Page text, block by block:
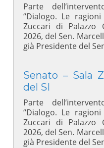
Parte
“Dialogo. Le
Zuccari di Palazzo
2026, del Sen.
già Presidente del
Senato – Sala
del SI
Parte
“Dialogo. Le
Zuccari di Palazzo
2026, del Sen.
già Presidente del